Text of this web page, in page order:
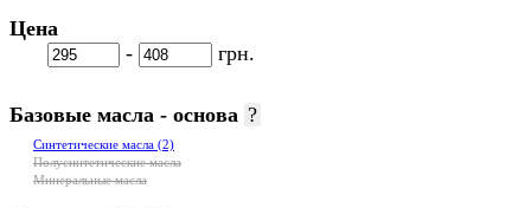
Цена
-
грн.
Базовые масла - основа ?
Синтетические масла (2)
Полусинтетические масла
Минеральные масла